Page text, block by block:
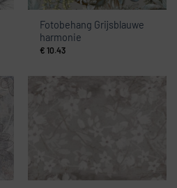
Fotobehang Grijsblauwe
harmonie
€ 10.43